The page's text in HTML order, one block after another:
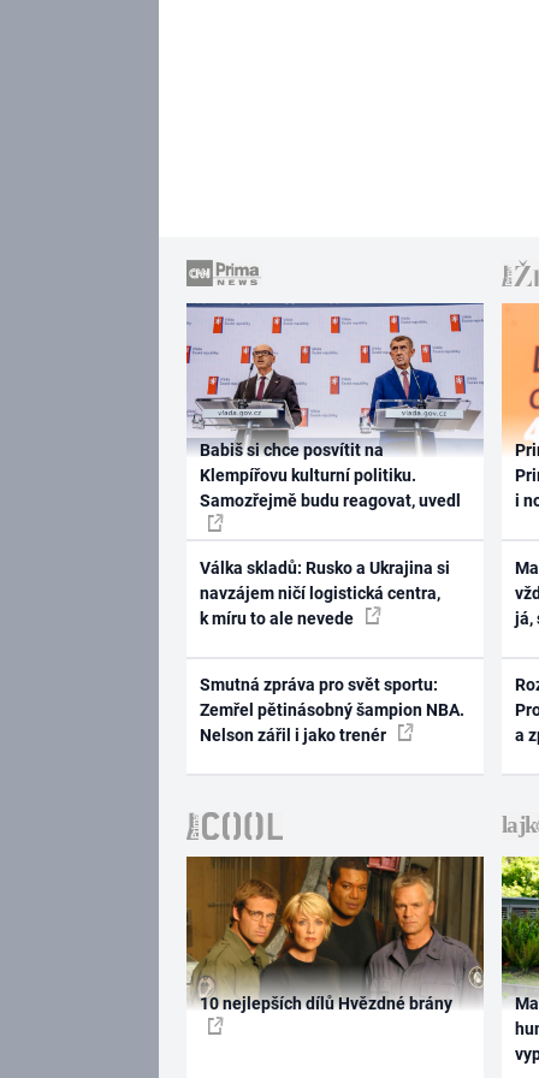
Babiš si chce posvítit na
Klempířovu kulturní politiku.
Samozřejmě budu reagovat, uvedl
Válka skladů: Rusko a Ukrajina si
navzájem ničí logistická centra,
k míru to ale nevede
Smutná zpráva pro svět sportu:
Zemřel pětinásobný šampion NBA.
Nelson zářil i jako trenér
i
já,
a
10 nejlepších dílů Hvězdné brány